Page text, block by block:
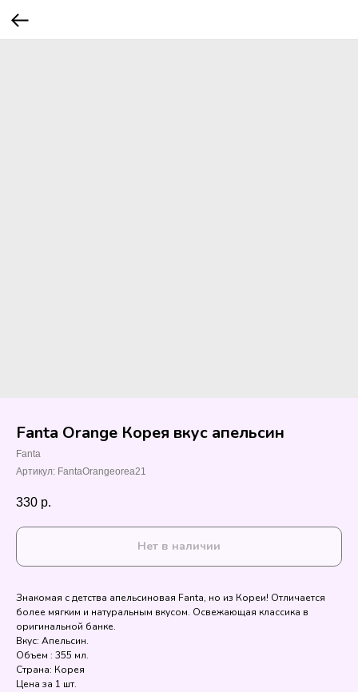
Fanta Orange Корея вкус апельсин
Fanta
Артикул: FantaOrangeorea21
330 р.
Нет в наличии
Знакомая с детства апельсиновая Fanta, но из Кореи! Отличается
более мягким и натуральным вкусом. Освежающая классика в
оригинальной банке.
Вкус: Апельсин.
Объем : 355 мл.
Страна: Корея
Цена за 1 шт.